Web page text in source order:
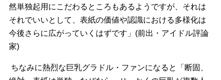
然単独起用にこだわるところもあるようですが、それは
それでいいとして、表紙の価値や認識における多様化は
今後さらに広がっていくはずです」(前出・アイドル評論
家)
ちなみに熱烈な巨乳グラドル・ファンになると「断固、